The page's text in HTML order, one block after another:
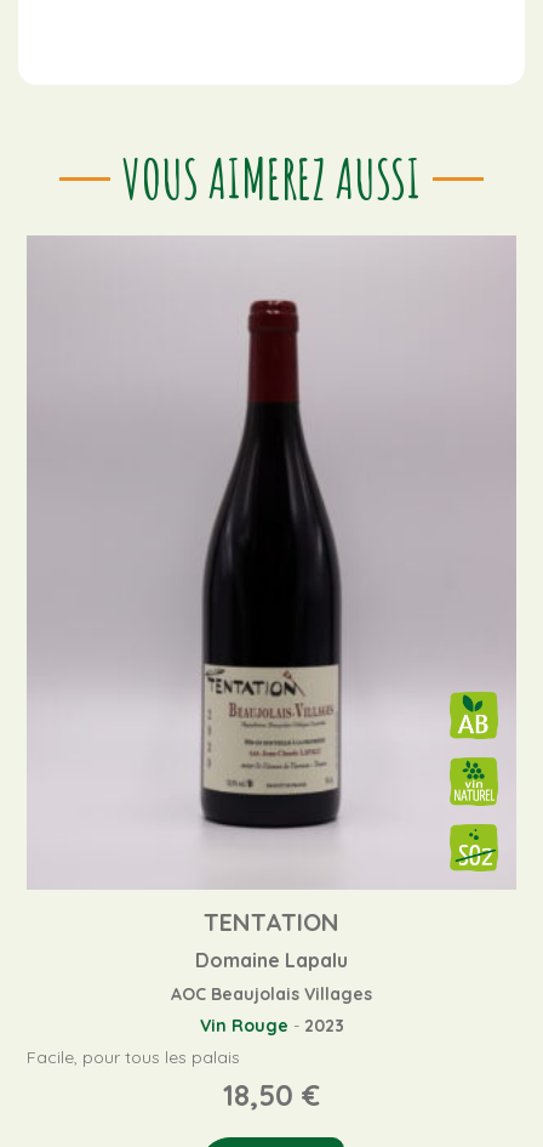
VOUS AIMEREZ AUSSI
TENTATION
Domaine Lapalu
AOC Beaujolais Villages
Vin Rouge - 2023
Facile, pour tous les palais
18,50 €